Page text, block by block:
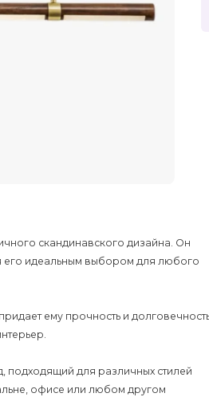
скандинавского дизайна. Он
его идеальным выбором для любого
ему прочность и
подходящий для различных стилей
офисе или любом другом